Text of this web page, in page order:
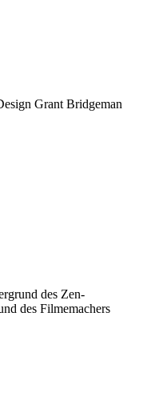
Grant Bridgeman
des Zen-
des Filmemachers